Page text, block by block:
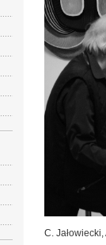
C.